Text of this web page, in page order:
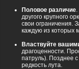
Половое различие
другого крупного
свои ограничения.
каждую из которых
Властвуйте
драгоценности.
патруль). Позднее
редкость лута.